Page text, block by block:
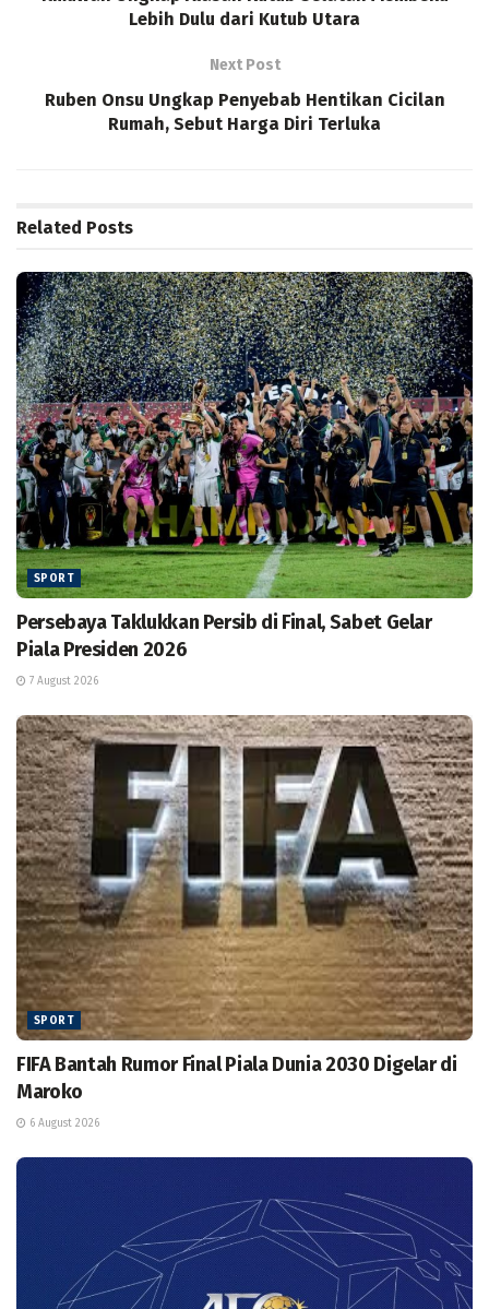
Lebih Dulu dari Kutub Utara
Next Post
Ruben Onsu Ungkap Penyebab Hentikan Cicilan
Rumah, Sebut Harga Diri Terluka
Related Posts
SPORT
Persebaya Taklukkan Persib di Final, Sabet Gelar
Piala Presiden 2026
7 August 2026
SPORT
FIFA Bantah Rumor Final Piala Dunia 2030 Digelar di
Maroko
6 August 2026